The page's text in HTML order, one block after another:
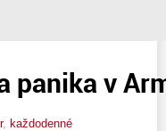
panika v
, každodenné